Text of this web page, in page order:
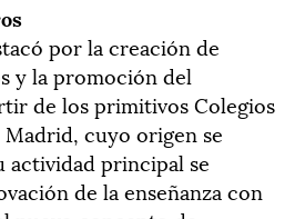
por la creación de
y la promoción del
de los primitivos Colegios
cuyo origen se
actividad principal se
de la enseñanza con